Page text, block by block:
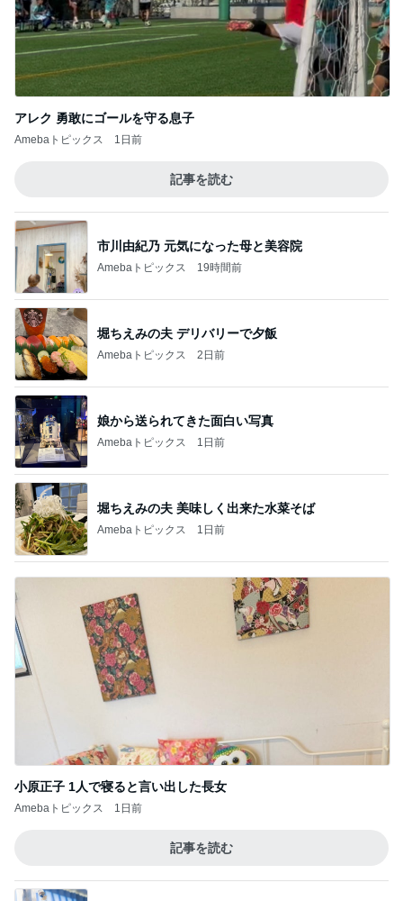
アレク 勇敢にゴールを守る息子
Amebaトピックス 1日前
記事を読む
市川由紀乃 元気になった母と美容院
Amebaトピックス 19時間前
堀ちえみの夫 デリバリーで夕飯
Amebaトピックス 2日前
娘から送られてきた面白い写真
Amebaトピックス 1日前
堀ちえみの夫 美味しく出来た水菜そば
Amebaトピックス 1日前
小原正子 1人で寝ると言い出した長女
Amebaトピックス 1日前
記事を読む